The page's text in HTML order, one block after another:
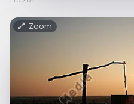
Zoom